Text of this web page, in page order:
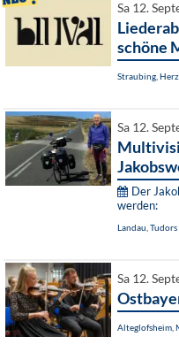
Sa 12.
schöne
Straubing,
Sa 12.
Der
werden:
Landau,
Sa 12.
Alteglofsheim,